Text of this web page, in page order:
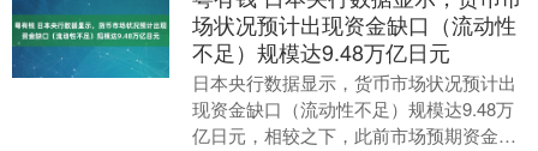
场状况预计出现资金缺口（流动性
不足）规模达9.48万亿日元
日本央行数据显示，货币市场状况预计出
现资金缺口（流动性不足）规模达9.48万
亿日元，相较之下，此前市场预期资金缺